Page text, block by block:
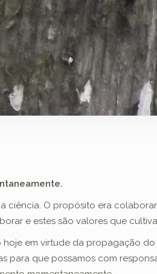
ciência. O propósito era
e estes são valores que
em virtude da propagação do
para que possamos com